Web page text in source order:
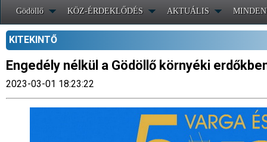
Gödöllő KÖZ-ÉRDEKLŐDÉS AKTUÁLIS
KITEKINTŐ
Engedély nélkül a Gödöllő környéki
2023-03-01 18:23:22